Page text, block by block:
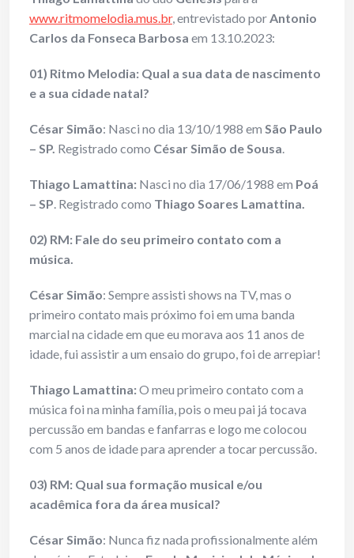
www.ritmomelodia.mus.br, entrevistado porAntonio
Carlos da Fonseca Barbosa em 13.10.2023:
01) Ritmo Melodia: Qual a sua data de nascimento
e a sua cidade natal?
César Simão: Nasci no dia 13/10/1988 em São Paulo
– SP. Registrado como César Simão de Sousa.
Thiago Lamattina: Nasci no dia 17/06/1988 em Poá
– SP. Registrado como Thiago Soares Lamattina.
02) RM: Fale do seu primeiro contato com a
música.
César Simão: Sempre assisti shows na TV, mas o
primeiro contato mais próximo foi em uma banda
marcial na cidade em que eu morava aos 11 anos de
idade, fui assistir a um ensaio do grupo, foi de arrepiar!
Thiago Lamattina:O meu primeiro contato com a
música foi na minha família, pois o meu pai já tocava
percussão em bandas e fanfarras e logo me colocou
com 5 anos de idade para aprender a tocar percussão.
03) RM: Qual sua formação musical e/ou
acadêmica fora da área musical?
César Simão: Nunca fiz nada profissionalmente além